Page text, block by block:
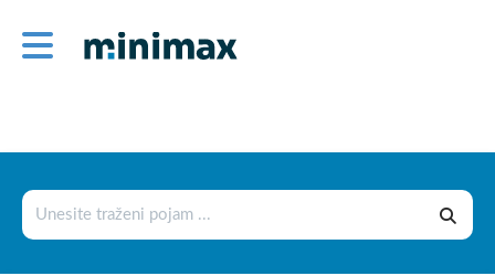
Korisnici i njihova prava
Licence
Postavke organizacije